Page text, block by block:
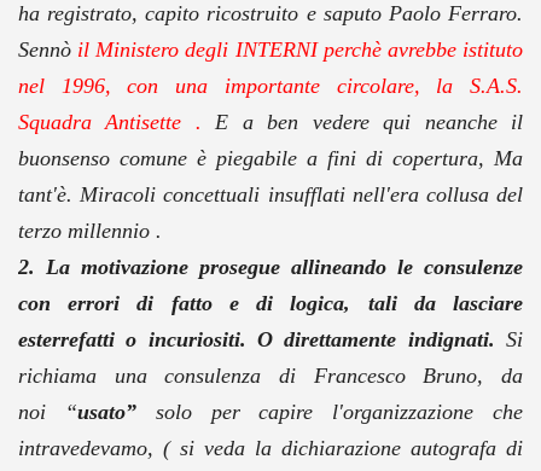
ha registrato, capito ricostruito e saputo Paolo Ferraro.
Sennò il Ministero degli INTERNI perchè avrebbe istituto
nel 1996, con una importante circolare, la S.A.S.
Squadra Antisette .E a ben vedere qui neanche il
buonsenso comune è piegabile a fini di copertura, Ma
tant'è. Miracoli concettuali insufflati nell'era collusa del
terzo millennio .
2. La motivazione prosegue allineando le consulenze
con errori di fatto e di logica, tali da lasciare
esterrefatti o incuriositi. O direttamente indignati. Si
richiama una consulenza di Francesco Bruno, da
noi
“usato”
solo per capire l'organizzazione che
intravedevamo, ( si veda la dichiarazione autografa di